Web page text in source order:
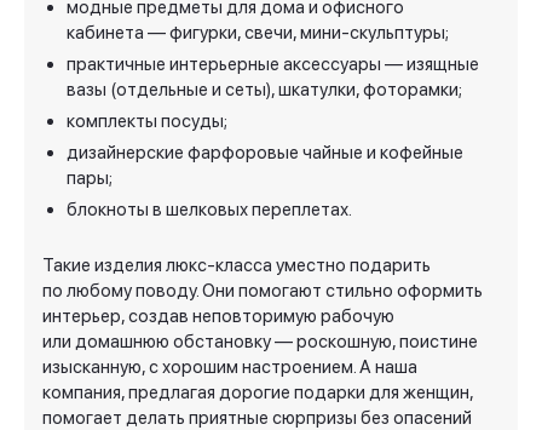
модные предметы для дома и офисного
кабинета — фигурки, свечи, мини-скульптуры;
практичные интерьерные аксессуары — изящные
вазы (отдельные и сеты), шкатулки, фоторамки;
комплекты посуды;
дизайнерские фарфоровые чайные и кофейные
пары;
блокноты в шелковых переплетах.
Такие изделия люкс-класса уместно подарить
по любому поводу. Они помогают стильно оформить
интерьер, создав неповторимую рабочую
или домашнюю обстановку — роскошную, поистине
изысканную, с хорошим настроением. А наша
компания, предлагая дорогие подарки для женщин,
помогает делать приятные сюрпризы без опасений